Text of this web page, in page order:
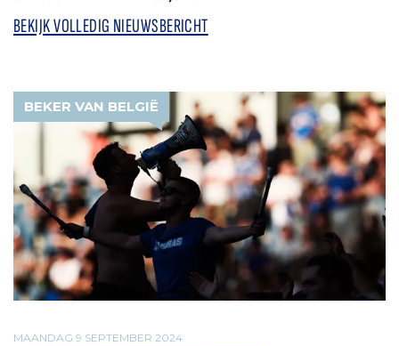
BEKIJK VOLLEDIG NIEUWSBERICHT
BEKER VAN BELGIË
MAANDAG 9 SEPTEMBER 2024